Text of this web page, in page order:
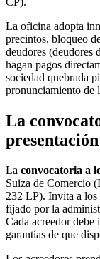
La oficina adopta
precintos, bloqueo
deudores (deudores
hagan pagos
sociedad quebrada
pronunciamiento de
La
La convocatoria a
Suiza de Comercio
232 LP). Invita a los
fijado por la
Cada acreedor debe
garantías de que